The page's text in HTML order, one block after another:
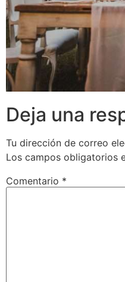
Deja una
Tu dirección de correo
Los campos obligatorios
Comentario *